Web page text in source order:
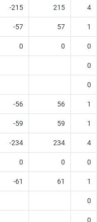
-215 215 4
-57 57 1
0 0 0
0
0
-56 56 1
-59 59 1
-234 234 4
0 0 0
-61 61 1
0
0